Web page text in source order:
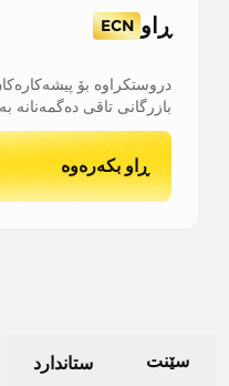
ڕاو ECN
دروستکراوە بۆ
بازرگانی تاقی دەگمەنانە
ڕاو بکەرەوە
سێنت ستاندارد